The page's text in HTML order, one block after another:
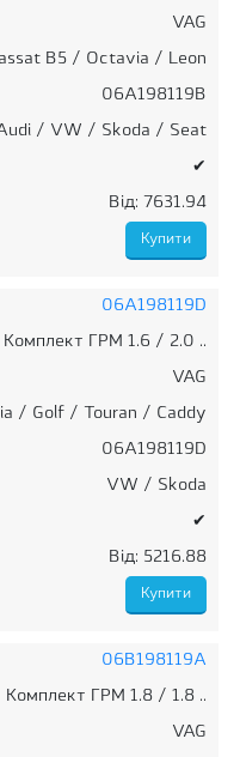
VAG
B5 / Octavia / Leon
06A198119B
/ VW / Skoda / Seat
✔
Від: 7631.94
06A198119D
Комплект ГРМ 1.6 / 2.0 ..
VAG
/ Golf / Touran / Caddy
06A198119D
VW / Skoda
✔
Від: 5216.88
06B198119A
Комплект ГРМ 1.8 / 1.8 ..
VAG